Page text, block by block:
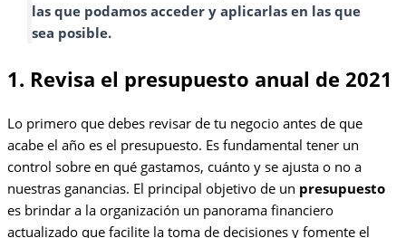
las que podamos acceder y aplicarlas en las que
sea posible.
1. Revisa el presupuesto anual de 2021
Lo primero que debes revisar de tu negocio antes de que
acabe el año es el presupuesto. Es fundamental tener un
control sobre en qué gastamos, cuánto y se ajusta o no a
nuestras ganancias. El principal objetivo de un presupuesto
es brindar a la organización un panorama financiero
actualizado que facilite la toma de decisiones y fomente el